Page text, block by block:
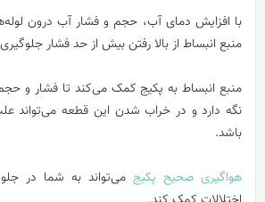
با افزایش دمای آب، حجم و فشار آب درون
منبع انبساط از بالا رفتن بیش از حد فشار
منبع انبساط به پکیج کمک می‌کند تا فشار و
نگه دارد و در خراب شدن این قطعه می‌تواند
باشد.
هواگیری صحیح پکیج می‌تواند به شما در